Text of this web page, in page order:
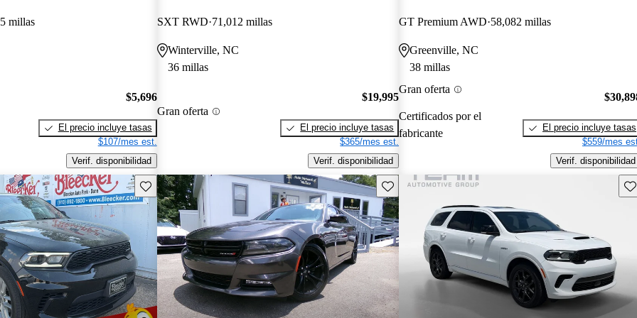
millas
$5,696
El precio incluye tasas
$107/mes est.
Verif. disponibilidad
SXT RWD 71,012 millas
Winterville, NC
36 millas
Gran oferta
$19,995
El precio incluye tasas
$365/mes est.
Verif. disponibilidad
GT Premium AWD 58,082 millas
Greenville, NC
38 millas
Gran oferta
Certificados por el
fabricante
El precio incluye tasas
$559/mes
Verif. disponibilidad
Guarda este Aviso Guarda este Aviso